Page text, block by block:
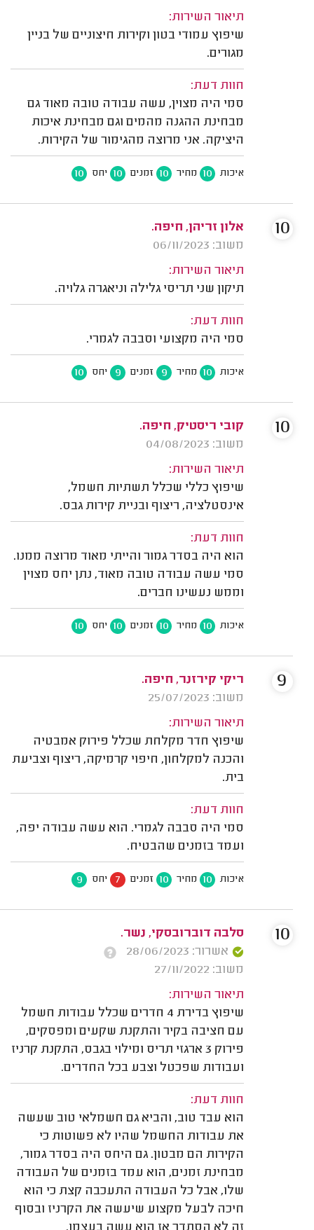
תיאור השירות:
שיפוץ עמודי בטון וקירות חיצוניים של בניין
מגורים.
חוות דעת:
סמי היה מצוין, עשה עבודה טובה מאוד גם
מבחינת ההגנה מהמים וגם מבחינת איכות
היציקה. אני מרוצה מהגימור של הקירות.
איכות 10 מחיר 10 זמנים 10 יחס 10
אלון זריהן, חיפה.
משוב: 06/11/2023
תיאור השירות:
תיקון שני תריסי גלילה וניאגרה גלויה.
חוות דעת:
סמי היה מקצועי וסבבה לגמרי.
איכות 10 מחיר 9 זמנים 9 יחס 10
10
קובי ריסטיק, חיפה.
משוב: 04/08/2023
תיאור השירות:
שיפוץ כללי שכלל תשתיות חשמל,
אינסטלציה, ריצוף ובניית קירות גבס.
חוות דעת:
הוא היה בסדר גמור והייתי מאוד מרוצה ממנו.
סמי עשה עבודה טובה מאוד, נתן יחס מצוין
וממש נעשינו חברים.
איכות 10 מחיר 10 זמנים 10 יחס 10
10
ריקי קירזנר, חיפה.
משוב: 25/07/2023
תיאור השירות:
שיפוץ חדר מקלחת שכלל פירוק אמבטיה
והכנה למקלחון, חיפוי קרמיקה, ריצוף וצביעת
בית.
חוות דעת:
סמי היה סבבה לגמרי. הוא עשה עבודה יפה,
ועמד בזמנים שהבטיח.
איכות 10 מחיר 10 זמנים 7 יחס 9
9
סלבה דוברובסקי, נשר.
אשרור: 28/06/2023
משוב: 27/11/2022
תיאור השירות:
שיפוץ בדירת 4 חדרים שכלל עבודות חשמל
עם חציבה בקיר והתקנת שקעים ומפסקים,
פירוק 3 ארגזי תריס ומילוי בגבס, התקנת קרניז
ועבודות שפכטל וצבע בכל החדרים.
חוות דעת:
הוא עבד טוב, והביא גם חשמלאי טוב שעשה
את עבודות החשמל שהיו לא פשוטות כי
הקירות הם מבטון. גם היחס היה בסדר גמור,
מבחינת זמנים, הוא עמד בזמנים של העבודה
שלו, אבל כל העבודה התעכבה קצת כי הוא
חיכה לבעל מקצוע שיעשה את הקרניז ובסוף
10